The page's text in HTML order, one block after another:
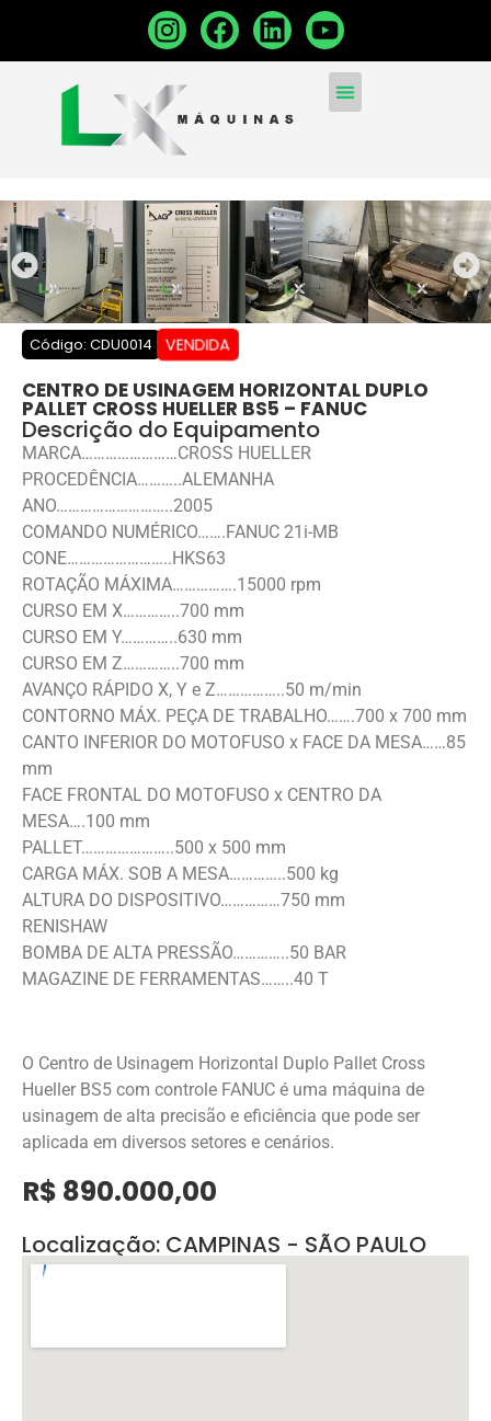
Código: CDU0014 VENDIDA
CENTRO DE USINAGEM HORIZONTAL DUPLO
PALLET CROSS HUELLER BS5 – FANUC
Descrição do Equipamento
MARCA……………………CROSS HUELLER
PROCEDÊNCIA………..ALEMANHA
ANO………………………..2005
COMANDO NUMÉRICO…….FANUC 21i-MB
CONE……………………..HKS63
ROTAÇÃO MÁXIMA…………….15000 rpm
CURSO EM X…………..700 mm
CURSO EM Y…………..630 mm
CURSO EM Z…………..700 mm
AVANÇO RÁPIDO X, Y e Z……………..50 m/min
CONTORNO MÁX. PEÇA DE TRABALHO…….700 x 700 mm
CANTO INFERIOR DO MOTOFUSO x FACE DA MESA……85
mm
FACE FRONTAL DO MOTOFUSO x CENTRO DA
MESA….100 mm
PALLET…………………..500 x 500 mm
CARGA MÁX. SOB A MESA…………..500 kg
ALTURA DO DISPOSITIVO……………750 mm
RENISHAW
BOMBA DE ALTA PRESSÃO…………..50 BAR
MAGAZINE DE FERRAMENTAS……..40 T
O Centro de Usinagem Horizontal Duplo Pallet Cross
Hueller BS5 com controle FANUC é uma máquina de
usinagem de alta precisão e eficiência que pode ser
aplicada em diversos setores e cenários.
R$ 890.000,00
Localização: CAMPINAS - SÃO PAULO